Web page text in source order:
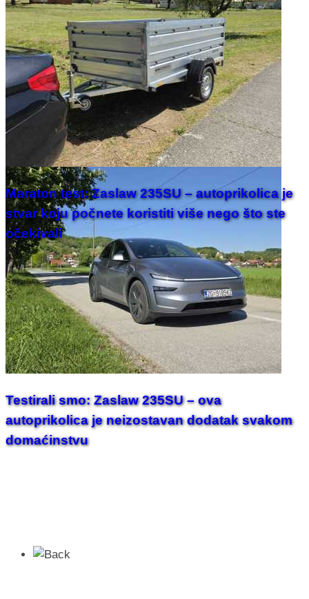
Maraton test: Zaslaw 235SU – autoprikolica je
stvar koju počnete koristiti više nego što ste
očekivali
Testirali smo: Zaslaw 235SU – ova
autoprikolica je neizostavan dodatak svakom
domaćinstvu